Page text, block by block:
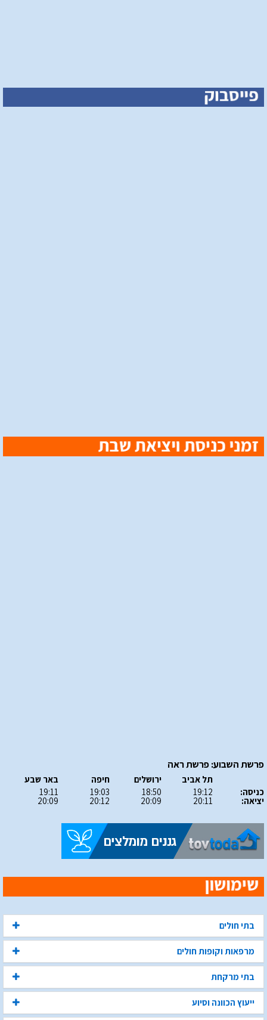
פרשת השבוע: פרשת ראה
כניסה:
יציאה:
תל אביב
19:12
20:11
ירושלים
18:50
20:09
חיפה
19:03
20:12
באר שבע
19:11
20:09
בתי חולים
מרפאות וקופות חולים
בתי מרקחת
ייעוץ הכוונה וסיוע